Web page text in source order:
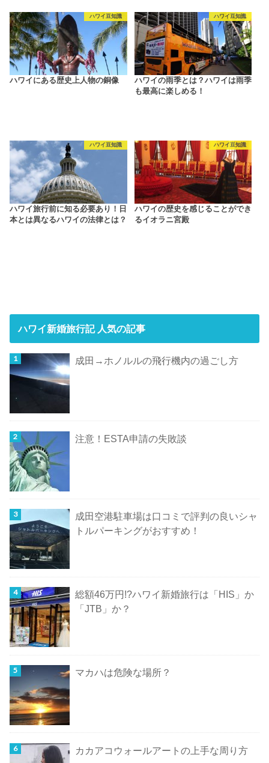
ハワイ豆知識
ハワイにある歴史上人物の銅像
ハワイ豆知識
ハワイの雨季とは？ハワイは雨季
も最高に楽しめる！
ハワイ豆知識
ハワイ旅行前に知る必要あり！日
本とは異なるハワイの法律とは？
ハワイ豆知識
ハワイの歴史を感じることができ
るイオラニ宮殿
ハワイ新婚旅行記 人気の記事
成田→ホノルルの飛行機内の過ごし方
注意！ESTA申請の失敗談
成田空港駐車場は口コミで評判の良いシャ
トルパーキングがおすすめ！
総額46万円!?ハワイ新婚旅行は「HIS」か
「JTB」か？
マカハは危険な場所？
カカアコウォールアートの上手な周り方